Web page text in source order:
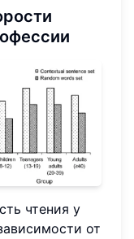
чтения у
от